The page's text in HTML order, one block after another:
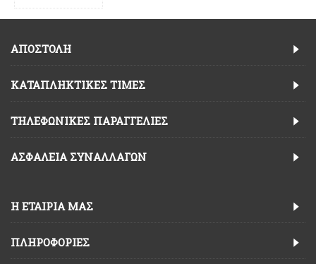
ΑΠΟΣΤΟΛΗ
ΚΑΤΑΠΛΗΚΤΙΚΈΣ ΤΙΜΈΣ
TΗΛΕΦΩΝΙΚΈΣ ΠΑΡΑΓΓΕΛΊΕΣ
ΑΣΦΆΛΕΙΑ ΣΥΝΑΛΛΑΓΏΝ
Η ΕΤΑΙΡΊΑ ΜΑΣ
ΠΛΗΡΟΦΟΡΊΕΣ